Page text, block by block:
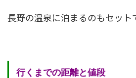
長野の温泉に泊まるのもセット
行くまでの距離と値段